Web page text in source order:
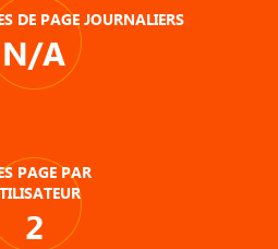
DE PAGE JOURNALIERS
N/A
PAGE PAR
2